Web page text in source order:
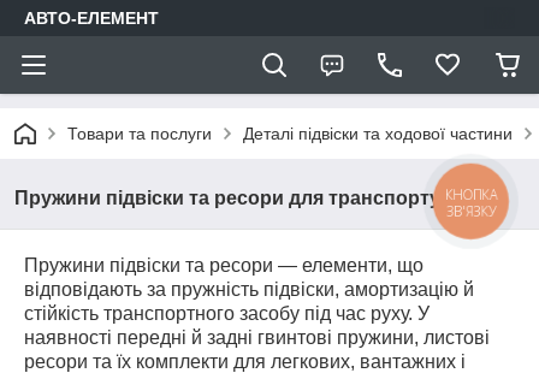
АВТО-ЕЛЕМЕНТ
Товари та послуги Деталі підвіски та ходової частини
Пружини підвіски та ресори для транспорту
Пружини підвіски та ресори — елементи, що
відповідають за пружність підвіски, амортизацію й
стійкість транспортного засобу під час руху. У
наявності передні й задні гвинтові пружини, листові
ресори та їх комплекти для легкових, вантажних і
КНОПКА
ЗВ'ЯЗКУ